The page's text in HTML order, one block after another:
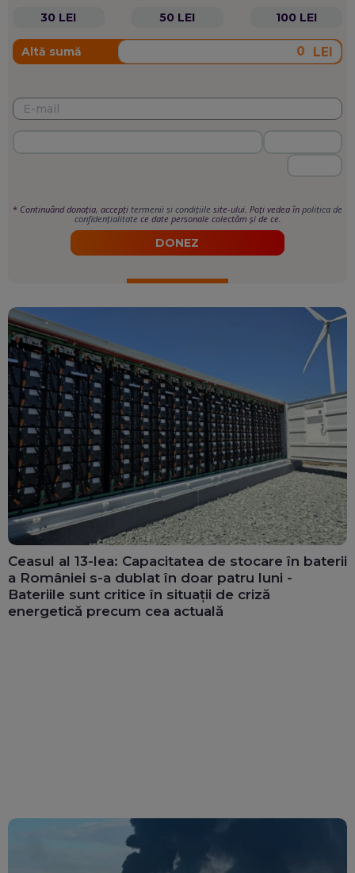
30 LEI 50 LEI 100 LEI
Altă sumă LEI
* Continuând donația, accepți termenii si condițiile site-ului. Poți vedea în politica de
confidențialitate ce date personale colectăm și de ce.
DONEZ
Ceasul al 13-lea: Capacitatea de stocare în baterii
a României s-a dublat în doar patru luni -
Bateriile sunt critice în situații de criză
energetică precum cea actuală